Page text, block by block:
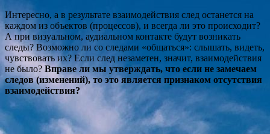
Интересно, а в результате взаимодействия след останется на
каждом из объектов (процессов), и всегда ли это происходит?
А при визуальном, аудиальном контакте будут возникать
следы? Возможно ли со следами «общаться»: слышать, видеть,
чувствовать их? Если след незаметен, значит, взаимодействия
не было? Вправе ли мы утверждать, что если не замечаем
следов (изменений), то это является признаком отсутствия
взаимодействия?